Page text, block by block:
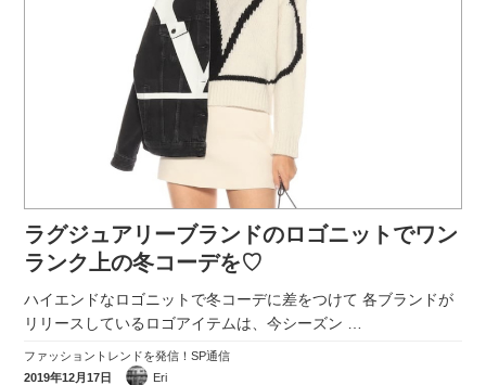
ラグジュアリーブランドのロゴニットでワン
ランク上の冬コーデを♡
ハイエンドなロゴニットで冬コーデに差をつけて 各ブランドが
リリースしているロゴアイテムは、今シーズン
ファッショントレンドを発信！SP通信
2019年12月17日
Eri